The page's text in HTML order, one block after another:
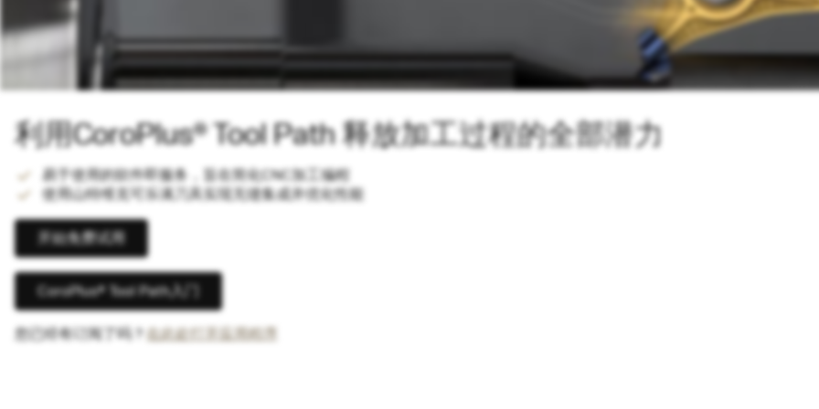
利用CoroPlus® Tool Path 释放加工过程的全部潜力
易于使用的软件即服务，旨在简化CNC加工编程
使用山特维克可乐满刀具实现无缝集成并优化性能
开始免费试用
CoroPlus® Tool Path入门
您已经有订阅了吗？ 在此处打开应用程序